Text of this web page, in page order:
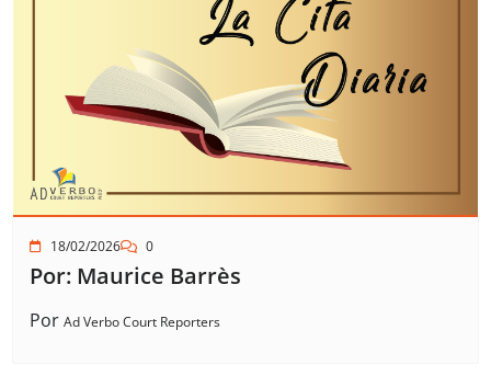
18/02/2026 0
Por: Maurice Barrès
Por Ad Verbo Court Reporters